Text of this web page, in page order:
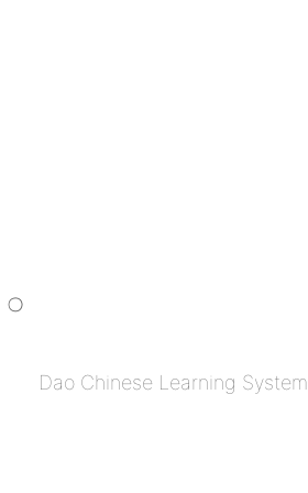
。
Dao Chinese Learning System